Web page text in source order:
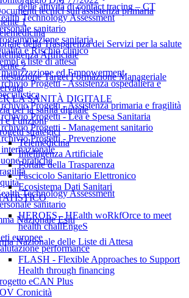
tecnici sull'assistenza primaria
1
della Trasparenza dei Servizi per la salute
Artificiale
2
Target Formazione Manageriale
LA SANITÀ DIGITALE
per la sanità digitale
e Funzioni
strategici
Telemedicina
Intelligenza Artificiale
Portale della Trasparenza
Fascicolo Sanitario Elettronico
Ecosistema Dati Sanitari
Nazionale Esiti
Nazionale delle Liste di Attesa
delle attività di contact tracing – CT
Technology Assessment
sanitario
sanitaria
e Rischio clinico
e liste di attesa
ed Empowerment
Progetti - Assistenza ospedaliera e
Progetti - Assistenza primaria e fragilità
Progetti - Lea e Spesa Sanitaria
Progetti - Management sanitario
Progetti - Prevenzione
pratiche
Technology Assessment
sanitario
HEROES - HEalth woRkfOrce to meet
health challEngeS
europee
performance
FLASH - Flexible Approaches to Support
Health through financing
eCAN Plus
Cronicità